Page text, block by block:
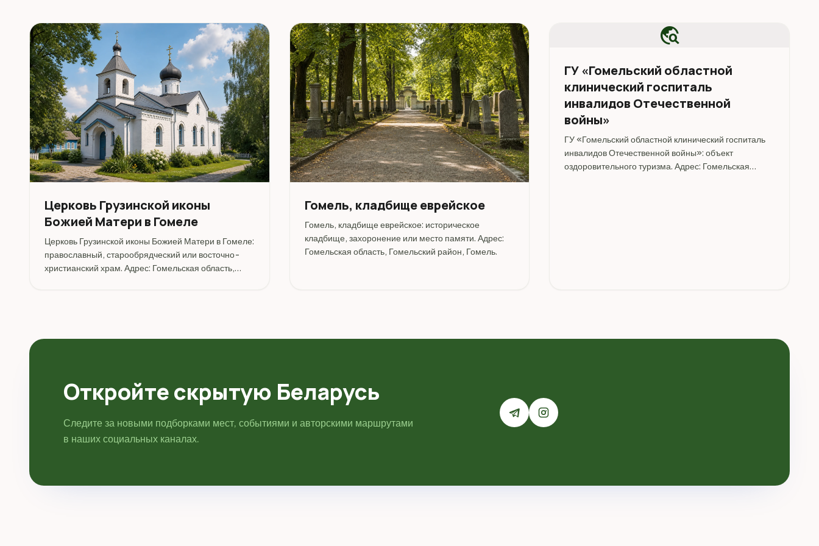
Церковь Грузинской иконы
Божией Матери в Гомеле
Церковь Грузинской иконы Божией Матери в Гомеле:
православный, старообрядческий или восточно-
христианский храм. Адрес: Гомельская область,
Гомель, кладбище еврейское
Гомель, кладбище еврейское: историческое
кладбище, захоронение или место памяти. Адрес:
Гомельская область, Гомельский район, Гомель.
travel_explore
ГУ «Гомельский областной
клинический госпиталь
инвалидов Отечественной
войны»
ГУ «Гомельский областной клинический госпиталь
инвалидов Отечественной войны»: объект
оздоровительного туризма. Адрес: Гомельская
Откройте скрытую Беларусь
Следите за новыми подборками мест, событиями и авторскими маршрутами
в наших социальных каналах.